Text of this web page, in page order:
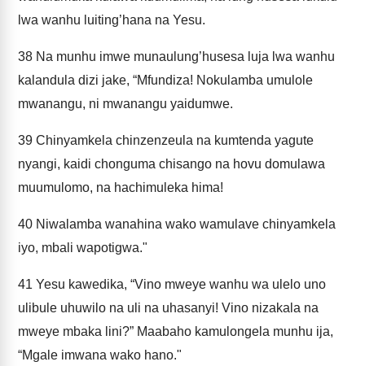
lwa wanhu luiting’hana na Yesu.
38 Na munhu imwe munaulung’husesa luja lwa wanhu
kalandula dizi jake, “Mfundiza! Nokulamba umulole
mwanangu, ni mwanangu yaidumwe.
39 Chinyamkela chinzenzeula na kumtenda yagute
nyangi, kaidi chonguma chisango na hovu domulawa
muumulomo, na hachimuleka hima!
40 Niwalamba wanahina wako wamulave chinyamkela
iyo, mbali wapotigwa."
41 Yesu kawedika, “Vino mweye wanhu wa ulelo uno
ulibule uhuwilo na uli na uhasanyi! Vino nizakala na
mweye mbaka lini?” Maabaho kamulongela munhu ija,
“Mgale imwana wako hano."